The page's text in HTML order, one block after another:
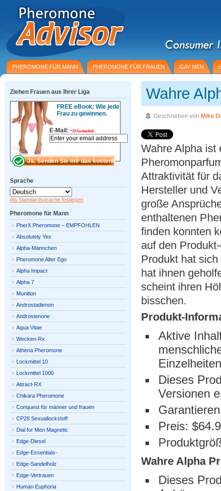
PHEROMONE FÜR MANN PHEROMONE FÜR FRAUEN GAY MEN
Wahre
Geschrieben von Mike
Wahre Alpha ist
Attraktivität für
Hersteller und
große
enthaltenen
finden konnten
auf den
Produkt hat
hat ihnen
scheint ihren
bisschen.
Produkt-
Aktive
Einzelheiten
Dieses
Versionen
Preis:
Wahre Alpha
Dieses
Ziehen Frauen aus Ihrer Liga
FREE eBook: Wie jede
Frau zu gewinnen.
E-Mail: *Erforderlich
Sprache
Als Standardsprache festlegen
Pheromone für Mann
PherX Pheromone – EMPFOHLEN
Absolutely Yes
Alpha-Männchen
Pheromone Alter Ego
Alpha Impact
Alpha 7
Munition
Androstadienon
Androstenone
Aqua Vitae
Wecken-Rx
Athena Pheromone
Lockmittel 10
Lockmittel 1000
Attract-RX
Chikara Pheromone
Conquest für männer und frauen
CP28 Sexuallockstoff
Dial for Men Magnetic
Edge-Diesel
Edge-Essentials-
Edge-Sandelholz
Edge-Vertrauen
Human Euphoria